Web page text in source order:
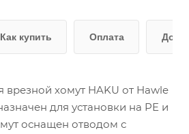
Как купить Оплата
хомут HAKU от Hawle
для установки на PE и
оснащен отводом с